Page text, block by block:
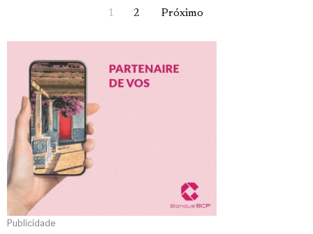
1 2 Próximo
Publicidade